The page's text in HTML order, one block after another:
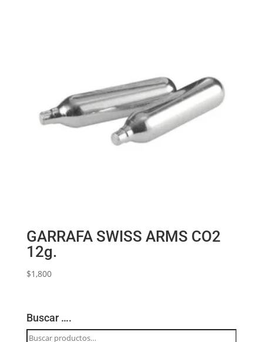
GARRAFA SWISS ARMS CO2
12g.
$1,800
Buscar ….
Buscar